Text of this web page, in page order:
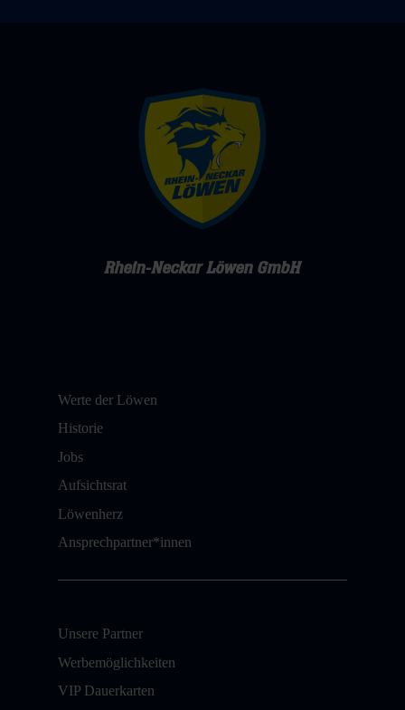
Rhein-Neckar Löwen GmbH
Werte der Löwen
Historie
Jobs
Aufsichtsrat
Löwenherz
Ansprechpartner*innen
Unsere Partner
Werbemöglichkeiten
VIP Dauerkarten